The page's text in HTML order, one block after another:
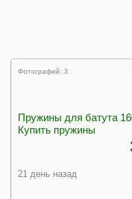
Фотографий: 3
Пружины для батута
Купить пружины
21 день назад